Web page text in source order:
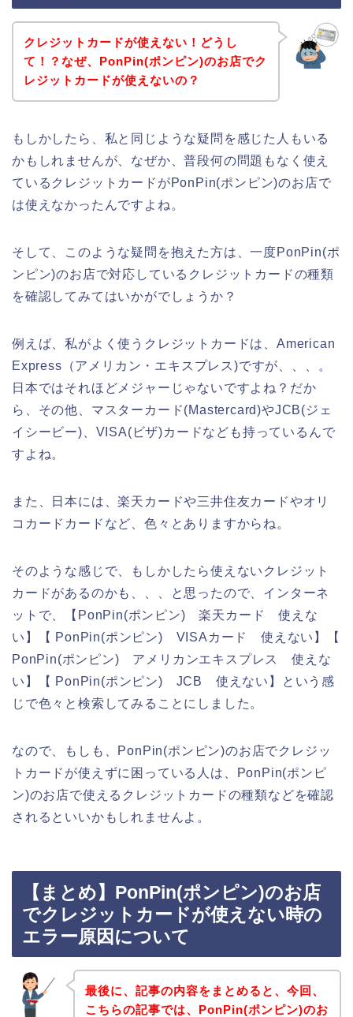
クレジットカードが使えない！どうし
て！？なぜ、PonPin(ポンピン)のお店でク
レジットカードが使えないの？
もしかしたら、私と同じような疑問を感じた人もいる
かもしれませんが、なぜか、普段何の問題もなく使え
ているクレジットカードがPonPin(ポンピン)のお店で
は使えなかったんですよね。
そして、このような疑問を抱えた方は、一度PonPin(ポ
ンピン)のお店で対応しているクレジットカードの種類
を確認してみてはいかがでしょうか？
例えば、私がよく使うクレジットカードは、American
Express（アメリカン・エキスプレス)ですが、、、。
日本ではそれほどメジャーじゃないですよね？だか
ら、その他、マスターカード(Mastercard)やJCB(ジェ
イシービー)、VISA(ビザ)カードなども持っているんで
すよね。
また、日本には、楽天カードや三井住友カードやオリ
コカードカードなど、色々とありますからね。
そのような感じで、もしかしたら使えないクレジット
カードがあるのかも、、、と思ったので、インターネ
ットで、【PonPin(ポンピン) 楽天カード 使えな
い】【 PonPin(ポンピン) VISAカード 使えない】【
PonPin(ポンピン) アメリカンエキスプレス 使えな
い】【 PonPin(ポンピン) JCB 使えない】という感
じで色々と検索してみることにしました。
なので、もしも、PonPin(ポンピン)のお店でクレジッ
トカードが使えずに困っている人は、PonPin(ポンピ
ン)のお店で使えるクレジットカードの種類などを確認
されるといいかもしれませんよ。
【まとめ】PonPin(ポンピン)のお店
でクレジットカードが使えない時の
エラー原因について
最後に、記事の内容をまとめると、今回、
こちらの記事では、PonPin(ポンピン)のお